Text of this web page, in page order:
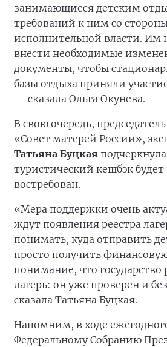
занимающиеся детским
требований к ним со
исполнительной власти. Им
внести необходимые
документы, чтобы
базы отдыха приняли
— сказала Ольга Окунева.
В свою очередь,
«Совет матерей России»,
Татьяна Буцкая
туристический кешбэк будет
востребован.
«Мера поддержки очень
ждут появления реестра
понимать, куда отправить
просто получить
понимание, что государство
лагерь: он уже проверен и
сказала Татьяна Буцкая.
Напомним, в ходе
Федеральному Собранию